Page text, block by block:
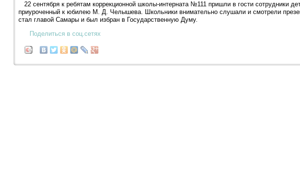
22 сентября к ребятам коррекционной школы-интерната №111 пришли в гости сотрудники
приуроченный к юбилею М. Д. Челышева. Школьники внимательно слушали и смотрели
стал главой Самары и был избран в Государственную Думу.
Поделиться в соц.сетях